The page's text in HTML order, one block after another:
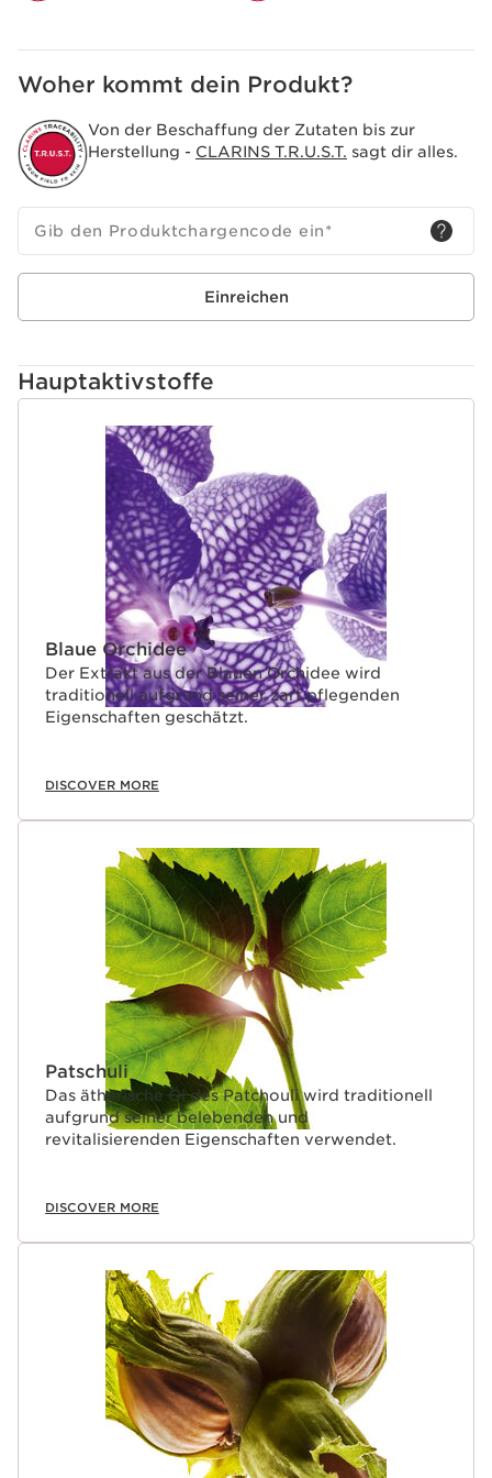
Woher kommt dein Produkt?
Von der Beschaffung der Zutaten bis zur
Herstellung - CLARINS T.R.U.S.T. sagt dir alles.
Gib den Produktchargencode ein*
Einreichen
Hauptaktivstoffe
WEITER ZUM INHALT
Blaue Orchidee
Der Extrakt aus der Blauen Orchidee wird
traditionell aufgrund seiner zart pflegenden
Eigenschaften geschätzt.
DISCOVER MORE
Patschuli
Das ätherische Öl des Patchouli wird traditionell
aufgrund seiner belebenden und
revitalisierenden Eigenschaften verwendet.
DISCOVER MORE